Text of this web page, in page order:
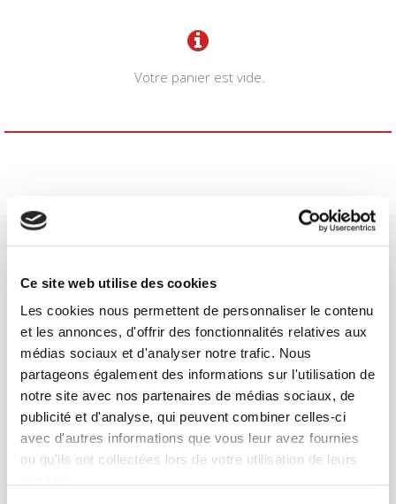
Ce site web utilise des cookies
Les cookies nous permettent de personnaliser le contenu
et les annonces, d'offrir des fonctionnalités relatives aux
médias sociaux et d'analyser notre trafic. Nous
partageons également des informations sur l'utilisation de
notre site avec nos partenaires de médias sociaux, de
publicité et d'analyse, qui peuvent combiner celles-ci
avec d'autres informations que vous leur avez fournies
ou qu'ils ont collectées lors de votre utilisation de leurs
Votre panier est vide.
Maison d'édition dédiée aux sciences humaines et sociales, les
Presses de Sciences Po participent depuis leur création en 1976
à la transmission des savoirs et des idéescontinuer
CONTACTS
FOREIGN RIGHTS